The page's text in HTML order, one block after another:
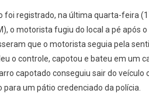
foi registrado, na última quarta-feira
o motorista fugiu do local a pé após
que o motorista seguia pela
o controle, capotou e bateu em um
capotado conseguiu sair do veículo
para um pátio credenciado da polícia.